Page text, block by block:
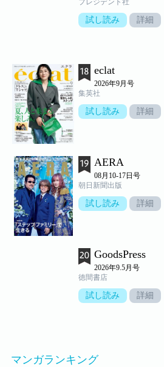
試し読み 詳細
eclat
2026年9月号
集英社
試し読み 詳細
AERA
08月10-17日号
朝日新聞出版
試し読み 詳細
GoodsPress
2026年9.5月号
徳間書店
試し読み 詳細
マンガランキング